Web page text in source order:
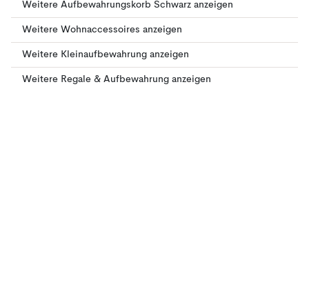
Weitere Aufbewahrungskorb Schwarz anzeigen
Weitere Wohnaccessoires anzeigen
Weitere Kleinaufbewahrung anzeigen
Weitere Regale & Aufbewahrung anzeigen